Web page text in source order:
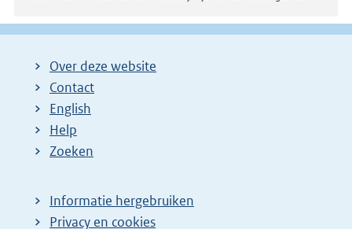
n
k
Over deze website
Contact
English
Help
Zoeken
Informatie hergebruiken
Privacy en cookies